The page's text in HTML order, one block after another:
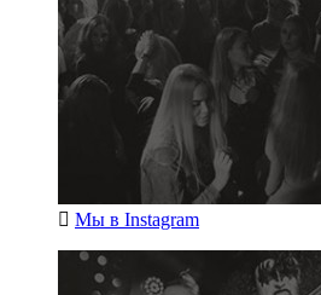
Мы в Instagram